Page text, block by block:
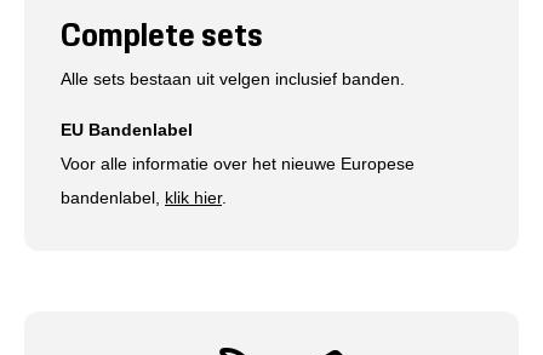
Complete sets
Alle sets bestaan uit velgen inclusief banden.
EU Bandenlabel
Voor alle informatie over het nieuwe Europese
bandenlabel, klik hier.